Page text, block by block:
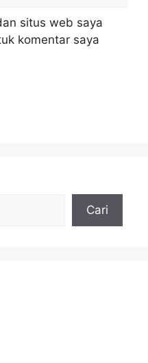
situs web saya
komentar saya
Cari